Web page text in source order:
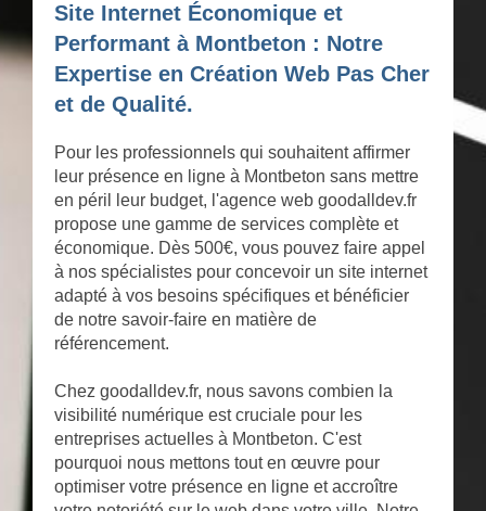
Site Internet Économique et
Performant à Montbeton : Notre
Expertise en Création Web Pas Cher
et de Qualité.
Pour les professionnels qui souhaitent affirmer
leur présence en ligne à Montbeton sans mettre
en péril leur budget, l'agence web goodalldev.fr
propose une gamme de services complète et
économique. Dès 500€, vous pouvez faire appel
à nos spécialistes pour concevoir un site internet
adapté à vos besoins spécifiques et bénéficier
de notre savoir-faire en matière de
référencement.
Chez goodalldev.fr, nous savons combien la
visibilité numérique est cruciale pour les
entreprises actuelles à Montbeton. C'est
pourquoi nous mettons tout en œuvre pour
optimiser votre présence en ligne et accroître